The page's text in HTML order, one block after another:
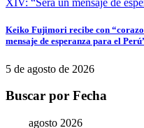
Keiko Fujimori recibe con
mensaje de esperanza para el
5 de agosto de 2026
Buscar por Fecha
agosto 2026